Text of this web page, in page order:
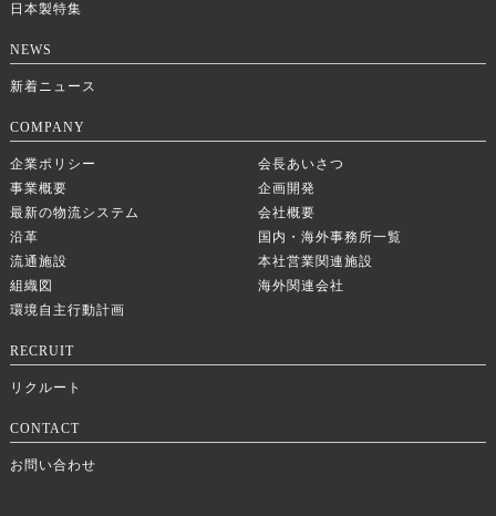
日本製特集
NEWS
新着ニュース
COMPANY
企業ポリシー
会長あいさつ
事業概要
企画開発
最新の物流システム
会社概要
沿革
国内・海外事務所一覧
流通施設
本社営業関連施設
組織図
海外関連会社
環境自主行動計画
RECRUIT
リクルート
CONTACT
お問い合わせ